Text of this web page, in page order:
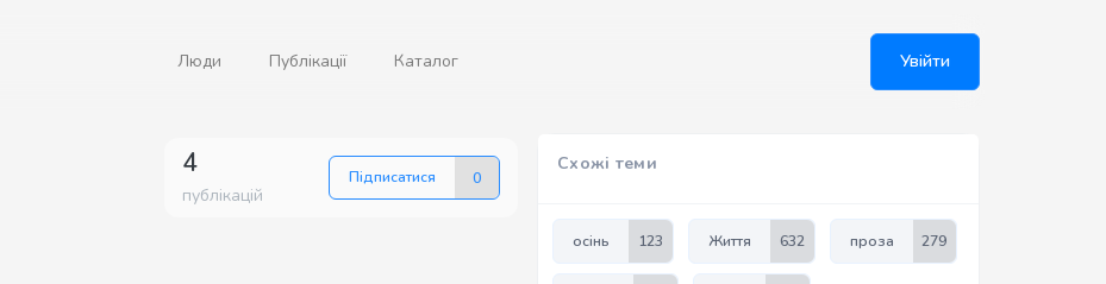
Люди Публікації Каталог Увійти
4
публікацій
Підписатися 0
Схожі теми
осінь 123 Життя 632 проза 279